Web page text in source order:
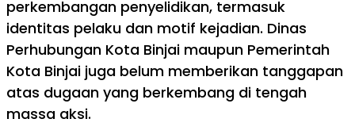
perkembangan penyelidikan, termasuk
identitas pelaku dan motif kejadian. Dinas
Perhubungan Kota Binjai maupun Pemerintah
Kota Binjai juga belum memberikan tanggapan
atas dugaan yang berkembang di tengah
massa aksi.